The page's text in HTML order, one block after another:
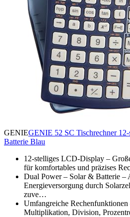
GENIEGENIE 52 SC Tischrechner
Batterie Blau
12-stelliges LCD-Display –
für komfortables und präzises
Dual Power – Solar & Batterie –
Energieversorgung durch
zuve…
Umfangreiche
Multiplikation, Division,